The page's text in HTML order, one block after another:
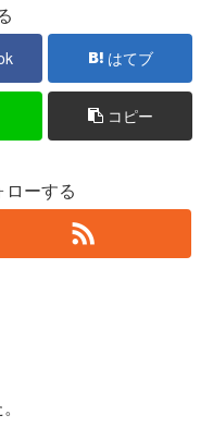
はてブ
コピー
ーする